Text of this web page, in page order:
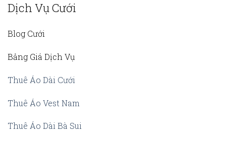
Dịch Vụ Cưới
Blog Cưới
Bảng Giá Dịch Vụ
Thuê Áo Dài Cưới
Thuê Áo Vest Nam
Thuê Áo Dài Bà Sui